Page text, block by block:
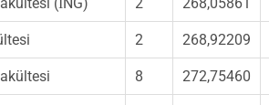
2 268,92209
8 272,75460